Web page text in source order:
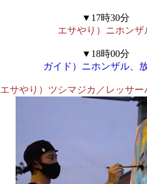
▼17時30分
エサやり）ニホンザ
▼18時00分
ガイド）ニホンザル、
エサやり）ツシマジカ／レッサー